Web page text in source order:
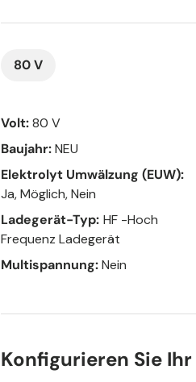
80 V
Volt:
80 V
Baujahr:NEU
Elektrolyt Umwälzung (EUW):
Ja, Möglich, Nein
Ladegerät-Typ: HF -Hoch
Frequenz Ladegerät
Multispannung:Nein
Konfigurieren Sie